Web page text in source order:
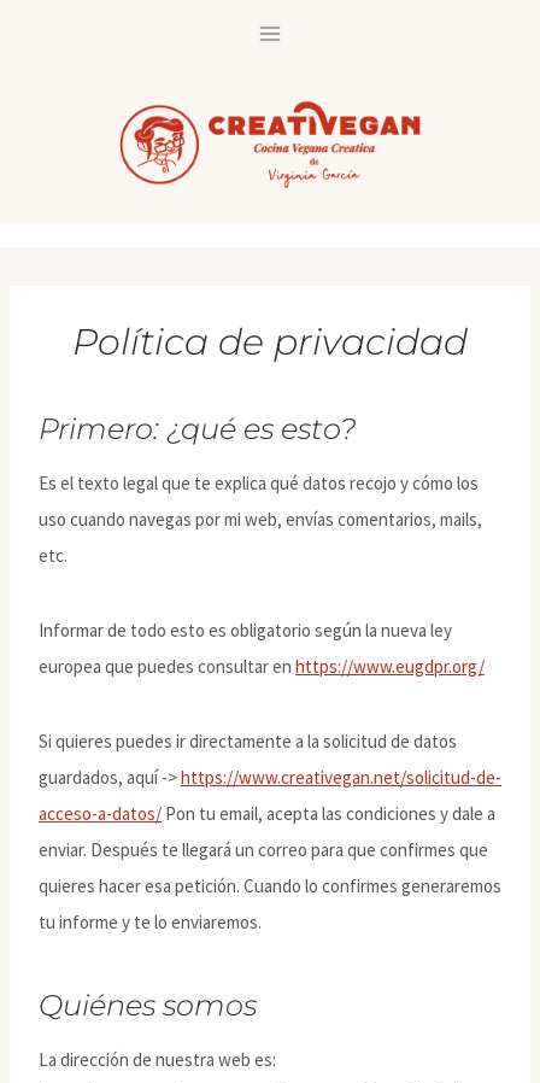
Política de privacidad
Primero: ¿qué es esto?
Es el texto legal que te explica qué datos recojo y cómo los
uso cuando navegas por mi web, envías comentarios, mails,
etc.
Informar de todo esto es obligatorio según la nueva ley
europea que puedes consultar en https://www.eugdpr.org/
Si quieres puedes ir directamente a la solicitud de datos
guardados, aquí ->https://www.creativegan.net/solicitud-de-
acceso-a-datos/ Pon tu email, acepta las condiciones y dale a
enviar. Después te llegará un correo para que confirmes que
quieres hacer esa petición. Cuando lo confirmes generaremos
tu informe y te lo enviaremos.
Quiénes somos
La dirección de nuestra web es: